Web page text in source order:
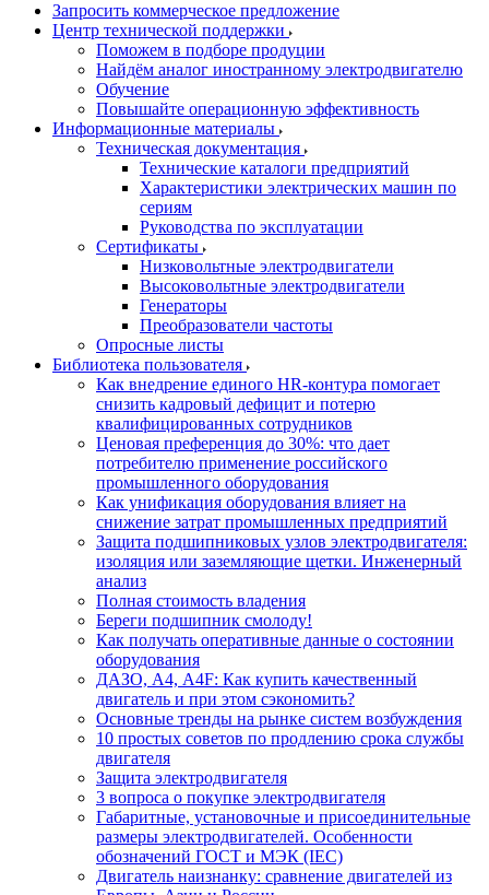
Запросить коммерческое предложение
Центр технической поддержки
Поможем в подборе продуции
Найдём аналог иностранному электродвигателю
Обучение
Повышайте операционную эффективность
Информационные материалы
Техническая документация
Технические каталоги предприятий
Характеристики электрических машин по
сериям
Руководства по эксплуатации
Сертификаты
Низковольтные электродвигатели
Высоковольтные электродвигатели
Генераторы
Преобразователи частоты
Опросные листы
Библиотека пользователя
Как внедрение единого HR-контура помогает
снизить кадровый дефицит и потерю
квалифицированных сотрудников
Ценовая преференция до 30%: что дает
потребителю применение российского
промышленного оборудования
Как унификация оборудования влияет на
снижение затрат промышленных предприятий
Защита подшипниковых узлов электродвигателя:
изоляция или заземляющие щетки. Инженерный
анализ
Полная стоимость владения
Береги подшипник смолоду!
Как получать оперативные данные о состоянии
оборудования
ДАЗО, А4, А4F: Как купить качественный
двигатель и при этом сэкономить?
Основные тренды на рынке систем возбуждения
10 простых советов по продлению срока службы
двигателя
Защита электродвигателя
3 вопроса о покупке электродвигателя
Габаритные, установочные и присоединительные
размеры электродвигателей. Особенности
обозначений ГОСТ и МЭК (IEC)
Двигатель наизнанку: сравнение двигателей из